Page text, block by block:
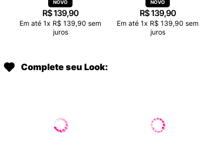
TRANSPARENTE 38263
R$ 139,90
Em até 1x R$ 139,90 sem
juros
TRANSPARENTE 38263
R$ 139,90
Em até 1x R$ 139,90 sem
juros
Complete seu Look: